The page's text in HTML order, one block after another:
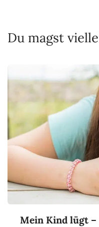
Du magst
Mein Kind lügt